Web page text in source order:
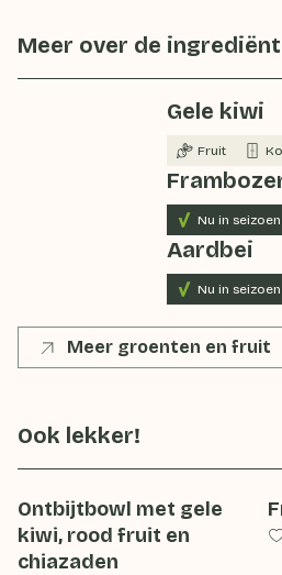
Meer over de
Gele kiwi
Fruit
Nu in seizoen
Aardbei
Nu in seizoen
Meer groenten en fruit
Ook lekker!
Ontbijtbowl met gele
kiwi, rood fruit en
chiazaden